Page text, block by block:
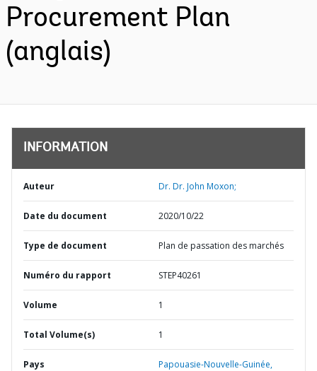
Procurement Plan
(anglais)
INFORMATION
Auteur Dr. Dr. John Moxon;
Date du document 2020/10/22
Type de document Plan de passation des marchés
Numéro du rapport STEP40261
Volume 1
Total Volume(s) 1
Pays Papouasie-Nouvelle-Guinée,